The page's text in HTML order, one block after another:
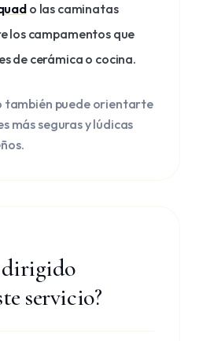
o las caminatas
los campamentos que
de cerámica o cocina.
también puede orientarte
más seguras y lúdicas
dirigido
servicio?